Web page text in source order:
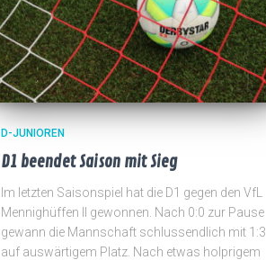
D-JUNIOREN
D1 beendet Saison mit Sieg
Im letzten Saisonspiel hat die D1 gegen den VfL
Mennighüffen II gewonnen. Nach 0:0 zur Pause
gewann die Mannschaft schlussendlich mit 1:3
auf auswärtigem Platz. Nach etwas holprigem